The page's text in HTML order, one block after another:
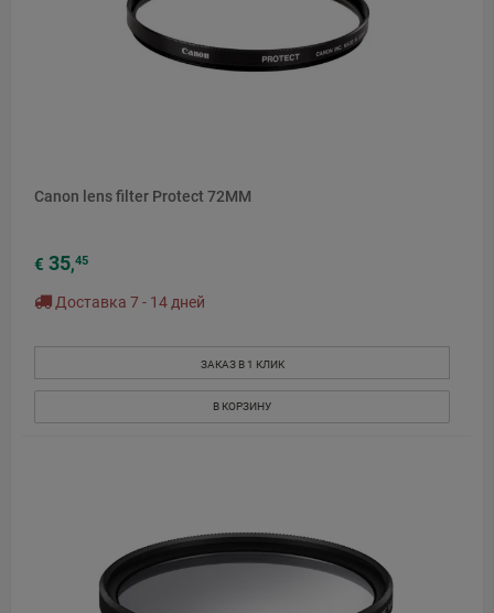
Canon lens filter Protect 72MM
€ 35,45
Доставка 7 - 14 дней
ЗАКАЗ В 1 КЛИК
В КОРЗИНУ